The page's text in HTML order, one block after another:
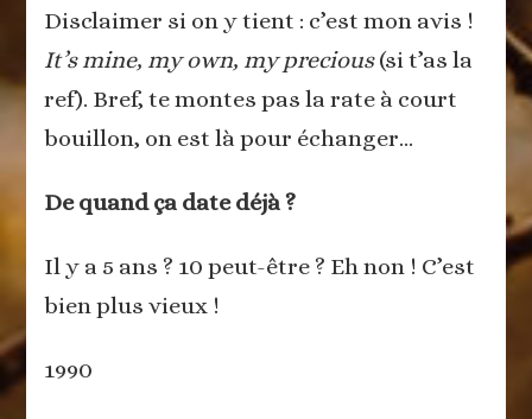
Disclaimer si on y tient : c’est mon avis !
It’s mine, my own, my precious(si t’as la
ref). Bref, te montes pas la rate à court
bouillon, on est là pour échanger…
De quand ça date déjà ?
Il y a 5 ans ? 10 peut-être ? Eh non ! C’est
bien plus vieux !
1990